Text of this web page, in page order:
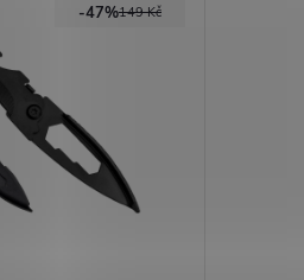
149 Kč
-47%